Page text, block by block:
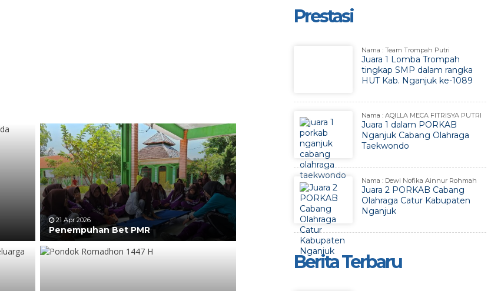
21 Apr 2026
Penempuhan Bet PMR
Prestasi
Nama : Team Trompah Putri
Juara 1 Lomba Trompah
tingkap SMP dalam rangka
HUT Kab. Nganjuk ke-1089
Nama : AQILLA MECA FITRISYA PUTRI
Juara 1 dalam PORKAB
Nganjuk Cabang Olahraga
Taekwondo
Nama : Dewi Nofika Ainnur Rohmah
Juara 2 PORKAB Cabang
Olahraga Catur Kabupaten
Nganjuk
Berita Terbaru